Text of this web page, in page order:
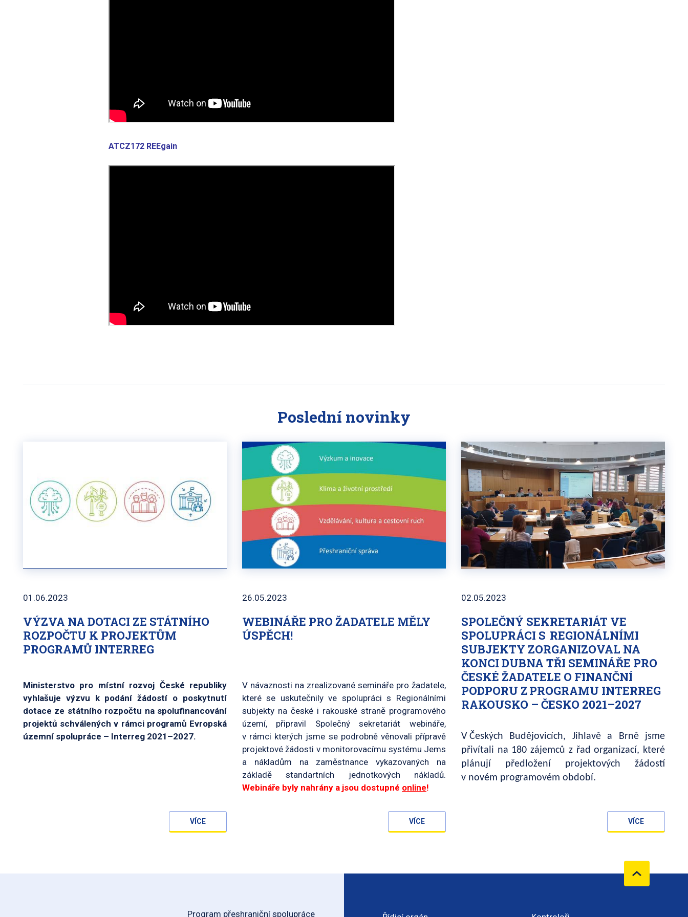
ATCZ172 REEgain
Poslední novinky
VÝZVA NA DOTACI ZE STÁTNÍHO
ROZPOČTU K PROJEKTŮM
PROGRAMŮ INTERREG
01.06.2023
Ministerstvo pro místní rozvoj České republiky
vyhlašuje výzvu k podání žádostí o poskytnutí
dotace ze státního rozpočtu na spolufinancování
projektů schválených v rámci programů Evropská
územní spolupráce – Interreg 2021–2027.
VÍCE
WEBINÁŘE PRO ŽADATELE MĚLY
ÚSPĚCH!
26.05.2023
V návaznosti na zrealizované semináře pro žadatele,
které se uskutečnily ve spolupráci s Regionálními
subjekty na české i rakouské straně programového
území, připravil Společný sekretariát webináře,
v rámci kterých jsme se podrobně věnovali přípravě
projektové žádosti v monitorovacímu systému Jems
a nákladům na zaměstnance vykazovaných na
základě standartních jednotkových nákladů.
Webináře byly nahrány a jsou dostupné online!
VÍCE
SPOLEČNÝ SEKRETARIÁT VE
SPOLUPRÁCI S REGIONÁLNÍMI
SUBJEKTY ZORGANIZOVAL NA
KONCI DUBNA TŘI SEMINÁŘE PRO
ČESKÉ ŽADATELE O FINANČNÍ
PODPORU Z PROGRAMU INTERREG
RAKOUSKO – ČESKO 2021–2027
02.05.2023
V Českých Budějovicích, Jihlavě a Brně jsme
přivítali na 180 zájemců z řad organizací, které
plánují předložení projektových žádostí
v novém programovém období.
VÍCE
Program přeshraniční spolupráce